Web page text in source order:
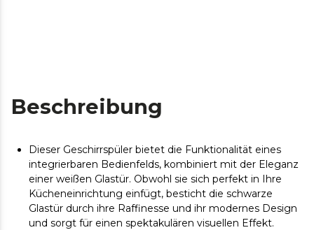
Beschreibung
Dieser Geschirrspüler bietet die Funktionalität eines
integrierbaren Bedienfelds, kombiniert mit der Eleganz
einer weißen Glastür. Obwohl sie sich perfekt in Ihre
Kücheneinrichtung einfügt, besticht die schwarze
Glastür durch ihre Raffinesse und ihr modernes Design
und sorgt für einen spektakulären visuellen Effekt.